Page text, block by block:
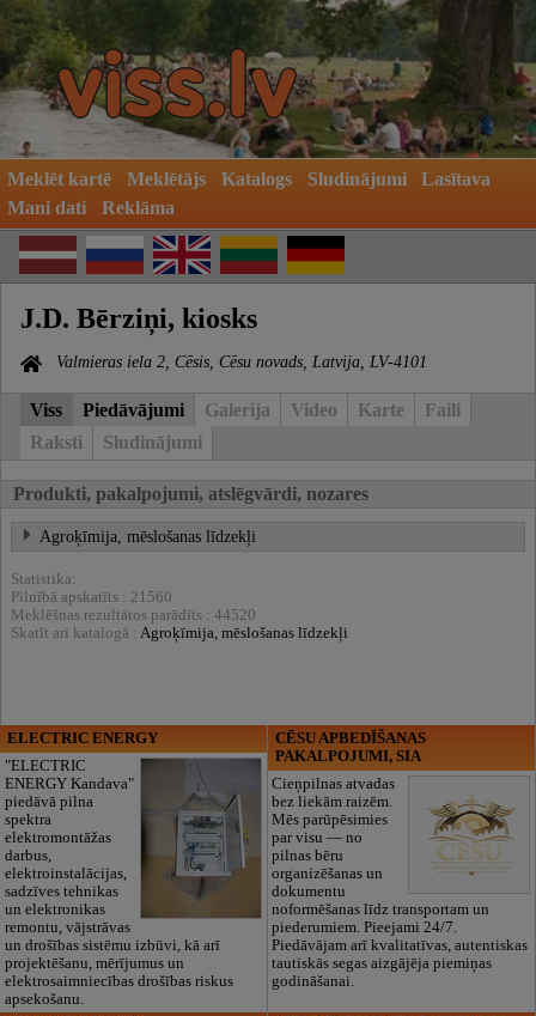
Meklēt kartē Meklētājs Katalogs Sludinājumi
Lasītava
Mani dati
Reklāma
J.D. Bērziņi, kiosks
Valmieras iela 2, Cēsis, Cēsu novads, Latvija, LV-4101
Viss Piedāvājumi Galerija Video Karte
Faili
Raksti
Sludinājumi
Produkti, pakalpojumi, atslēgvārdi, nozares
Agroķīmija, mēslošanas līdzekļi
Statistika:
Pilnībā apskatīts : 21560
Meklēšnas rezultātos parādīts : 44520
Skatīt arī katalogā : Agroķīmija, mēslošanas līdzekļi
ELECTRIC ENERGY
"ELECTRIC
ENERGY Kandava"
piedāvā pilna
spektra
elektromontāžas
darbus,
elektroinstalācijas,
sadzīves tehnikas
un elektronikas
remontu, vājstrāvas
un drošības sistēmu izbūvi, kā arī
projektēšanu, mērījumus un
elektrosaimniecības drošības riskus
apsekošanu.
CĒSU APBEDĪŠANAS
PAKALPOJUMI, SIA
Cieņpilnas atvadas
bez liekām raizēm.
Mēs parūpēsimies
par visu — no
pilnas bēru
organizēšanas un
dokumentu
noformēšanas līdz transportam un
piederumiem. Pieejami 24/7.
Piedāvājam arī kvalitatīvas, autentiskas
tautiskās segas aizgājēja piemiņas
godināšanai.